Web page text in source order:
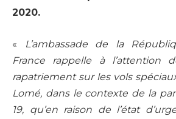
2020.
«
L’ambassade de la
France rappelle à l’attention
rapatriement sur les vols
Lomé, dans le contexte de la
19, qu’en raison de l’état